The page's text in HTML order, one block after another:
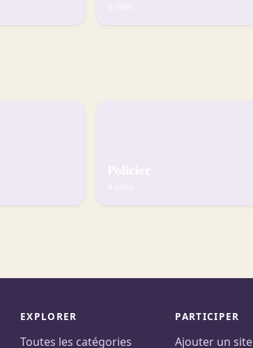
EXPLORER
Toutes les catégories
PARTICIPER
Ajouter un site